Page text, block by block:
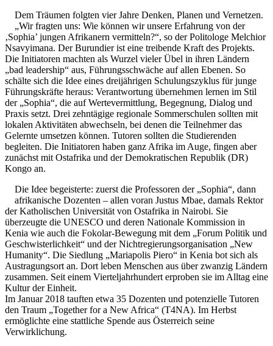
Dem Träumen folgten vier Jahre Denken, Planen und Vernetzen.
„Wir fragten uns: Wie können wir unsere Erfahrung von der
‚Sophia’ jungen Afrikanern vermitteln?“, so der Politologe Melchior
Nsavyimana. Der Burundier ist eine treibende Kraft des Projekts.
Die Initiatoren machten als Wurzel vieler Übel in ihren Ländern
„bad leadership“ aus, Führungsschwäche auf allen Ebenen. So
schälte sich die Idee eines dreijährigen Schulungszyklus für junge
Führungskräfte heraus: Verantwortung übernehmen lernen im Stil
der „Sophia“, die auf Wertevermittlung, Begegnung, Dialog und
Praxis setzt. Drei zehntägige regionale Sommerschulen sollten mit
lokalen Aktivitäten abwechseln, bei denen die Teilnehmer das
Gelernte umsetzen können. Tutoren sollten die Studierenden
begleiten. Die Initiatoren haben ganz Afrika im Auge, fingen aber
zunächst mit Ostafrika und der Demokratischen Republik (DR)
Kongo an.
Die Idee begeisterte: zuerst die Professoren der „Sophia“, dann
afrikanische Dozenten – allen voran Justus Mbae, damals Rektor
der Katholischen Universität von Ostafrika in Nairobi. Sie
überzeugte die UNESCO und deren Nationale Kommission in
Kenia wie auch die Fokolar-Bewegung mit dem „Forum Politik und
Geschwisterlichkeit“ und der Nichtregierungsorganisation „New
Humanity“. Die Siedlung „Mariapolis Piero“ in Kenia bot sich als
Austragungsort an. Dort leben Menschen aus über zwanzig Ländern
zusammen. Seit einem Vierteljahrhundert erproben sie im Alltag eine
Kultur der Einheit.
Im Januar 2018 tauften etwa 35 Dozenten und potenzielle Tutoren
den Traum „Together for a New Africa“ (T4NA). Im Herbst
ermöglichte eine stattliche Spende aus Österreich seine
Verwirklichung.